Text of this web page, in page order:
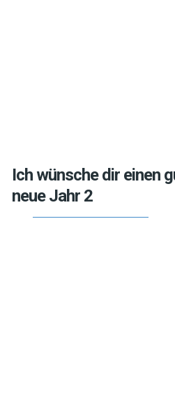
Ich wünsche dir einen
neue Jahr 2